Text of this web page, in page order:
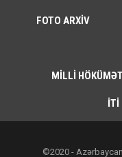
FOTO ARXIV
MILLI
İTI
©2020 -